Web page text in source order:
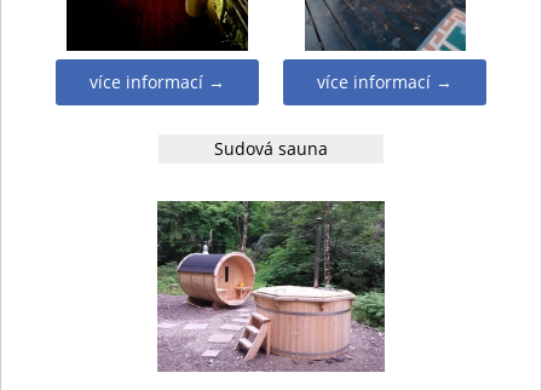
více informací → více informací →
Sudová sauna